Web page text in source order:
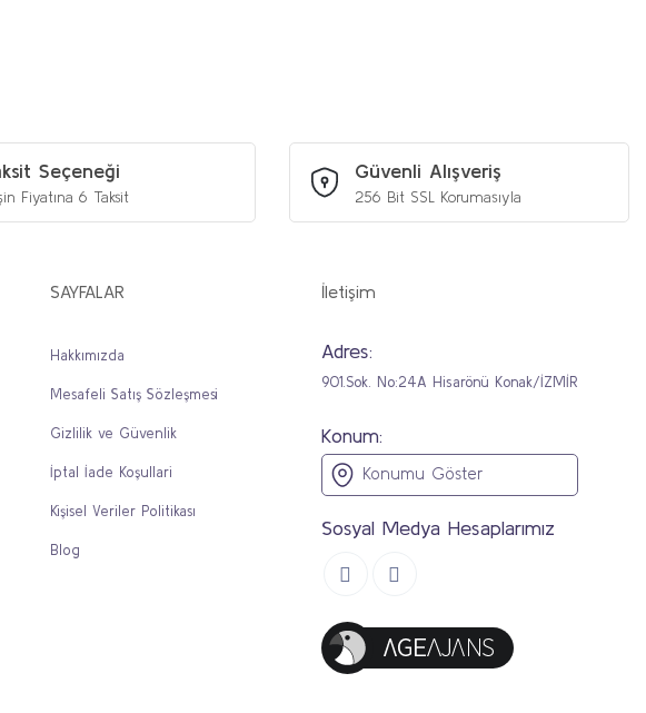
Seçeneği
Fiyatına 6 Taksit
Güvenli Alışveriş
256 Bit SSL Korumasıyla
SAYFALAR
Hakkımızda
Mesafeli Satış Sözleşmesi
Gizlilik ve Güvenlik
İptal İade Koşullari
Kişisel Veriler Politikası
Blog
İletişim
Adres:
901.Sok. No:24A Hisarönü Konak/İZMİR
Konum:
Konumu Göster
Sosyal Medya Hesaplarımız